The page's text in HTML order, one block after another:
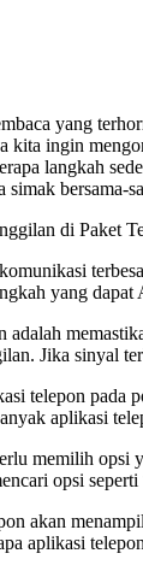
yang
kita ingin
langkah
bersama-
di Paket
yang dapat
adalah
Jika sinyal
telepon
aplikasi
memilih
opsi
akan
aplikasi